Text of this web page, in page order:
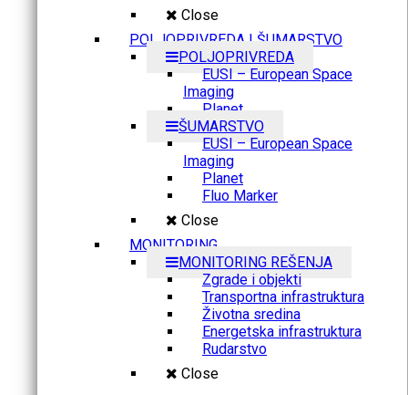
Close
POLJOPRIVREDA I ŠUMARSTVO
POLJOPRIVREDA
EUSI – European Space
Imaging
Planet
ŠUMARSTVO
EUSI – European Space
Imaging
Planet
Fluo Marker
Close
MONITORING
MONITORING REŠENJA
Zgrade i objekti
Transportna infrastruktura
Životna sredina
Energetska infrastruktura
Rudarstvo
Close